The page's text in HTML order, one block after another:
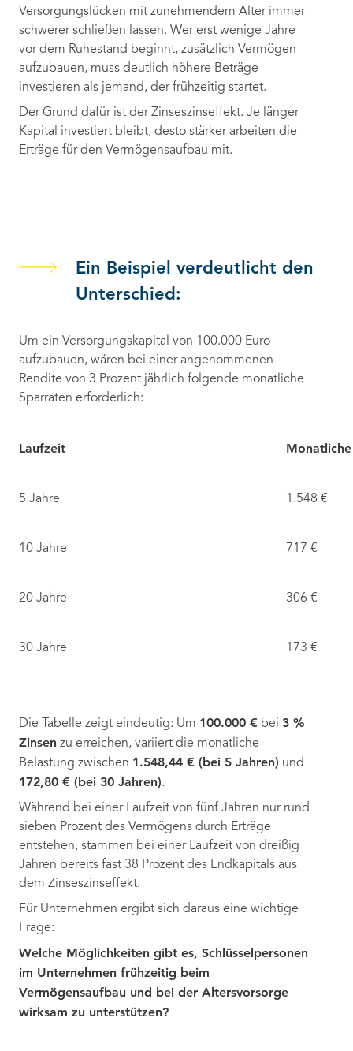
Versorgungslücken mit zunehmendem Alter immer
schwerer schließen lassen. Wer erst wenige Jahre
vor dem Ruhestand beginnt, zusätzlich Vermögen
aufzubauen, muss deutlich höhere Beträge
investieren als jemand, der frühzeitig startet.
Der Grund dafür ist der Zinseszinseffekt. Je länger
Kapital investiert bleibt, desto stärker arbeiten die
Erträge für den Vermögensaufbau mit.
Ein Beispiel verdeutlicht den
Unterschied:
Um ein Versorgungskapital von 100.000 Euro
aufzubauen, wären bei einer angenommenen
Rendite von 3 Prozent jährlich folgende monatliche
Sparraten erforderlich:
Laufzeit
5 Jahre 1.548 €
10 Jahre 717 €
20 Jahre 306 €
30 Jahre 173 €
Die Tabelle zeigt eindeutig: Um 100.000 € bei 3 %
Zinsen zu erreichen, variiert die monatliche
Belastung zwischen 1.548,44 € (bei 5 Jahren) und
172,80 € (bei 30 Jahren).
Während bei einer Laufzeit von fünf Jahren nur rund
sieben Prozent des Vermögens durch Erträge
entstehen, stammen bei einer Laufzeit von dreißig
Jahren bereits fast 38 Prozent des Endkapitals aus
dem Zinseszinseffekt.
Für Unternehmen ergibt sich daraus eine wichtige
Frage:
Welche Möglichkeiten gibt es, Schlüsselpersonen
im Unternehmen frühzeitig beim
Vermögensaufbau und bei der Altersvorsorge
wirksam zu unterstützen?